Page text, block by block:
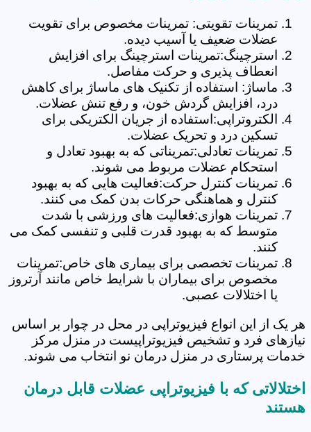
تمرینات تقویتی: تمرینات مخصوص برای تقویت
عضلات ضعیف یا آسیب دیده.
استرچینگ:تمرینات استرچینگ برای افزایش
انعطاف پذیری و حرکت مفاصل.
ماساژ: استفاده از تکنیک های ماساژ برای کاهش
درد، افزایش گردش خون، و رفع تنش عضلات.
الکتروتراپی:استفاده از جریان الکتریکی برای
تسکین درد و تحریک عضلات.
تمرینات تعادلی:تمریناتی که به بهبود تعادل و
استحکام عضلات مربوط می شوند.
تمرینات کنترل حرکت:فعالیت هایی که به بهبود
کنترل و هماهنگی حرکات بدن کمک می کنند.
تمرینات هوازی:فعالیت های ورزشی با شدت
متوسط که به بهبود قدرت قلبی و تنفسی کمک می
کنند.
تمرینات تخصصی برای بیماری های خاص:تمرینات
مخصوص برای بیماران با شرایط خاص مانند آرتروز
یا اختلالات عصبی.
هر یک از این انواع فیزیوتراپی در محل در چوار بر اساس
نیازهای فرد و تشخیص فیزیوتراپیست در منزل مرکز
خدمات پرستاری در منزل درمان نو انتخاب می شوند.
اختلالاتی که با فیزیوتراپی عضلات قابل درمان
هستند